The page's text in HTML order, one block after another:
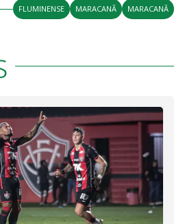
FLUMINENSE MARACANÃ MARACANÃ